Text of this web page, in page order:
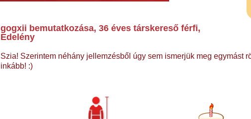
gogxii bemutatkozása, 36 éves társkereső férfi,
Edelény
Szia! Szerintem néhány jellemzésből úgy sem ismerjük meg egymást
inkább! :)